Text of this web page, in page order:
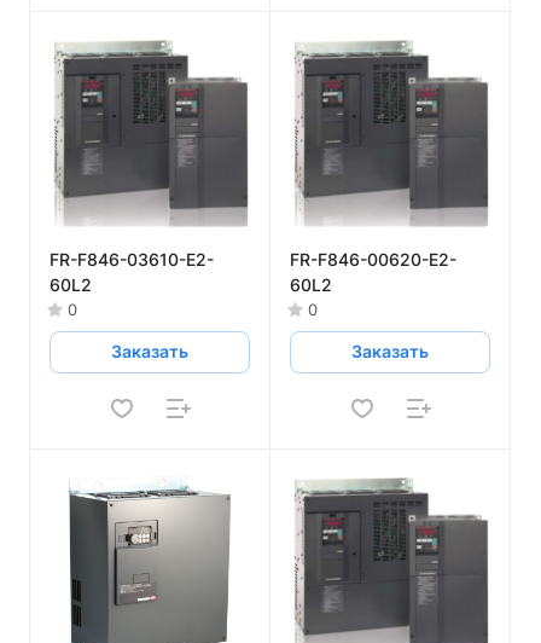
FR-F846-03610-E2-
60L2
0
Заказать
FR-F846-00620-E2-
60L2
0
Заказать